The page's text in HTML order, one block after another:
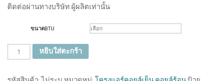
ติดต่อผ่านทางบริษัท ผู้ผลิตเท่านั้น
ขนาดBTU
จำนวน หยิบใส่ตะกร้า